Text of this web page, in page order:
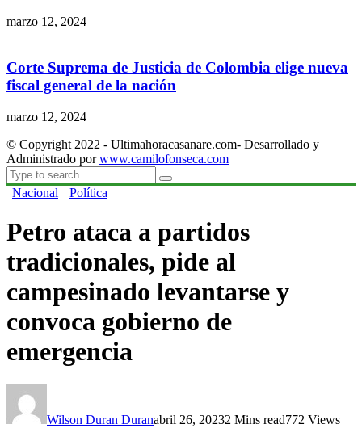
marzo 12, 2024
Corte Suprema de Justicia de Colombia elige nueva
fiscal general de la nación
marzo 12, 2024
© Copyright 2022 - Ultimahoracasanare.com- Desarrollado y
Administrado porwww.camilofonseca.com
Nacional Política
Petro ataca a partidos
tradicionales, pide al
campesinado levantarse y
convoca gobierno de
emergencia
Wilson Duran Duranabril 26, 20232 Mins read772 Views